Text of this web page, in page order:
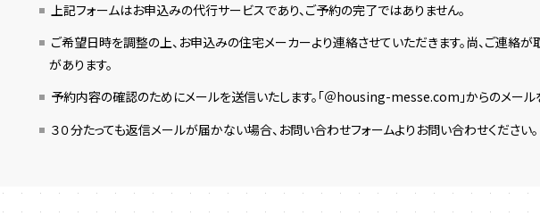
上記フォームはお申込みの代行サービスであり、ご予約の完了ではありません。
ご希望日時を調整の上、お申込みの住宅メーカーより連絡させていただきます。尚、ご連絡
があります。
予約内容の確認のためにメールを送信いたします。「＠housing-messe.com」からのメール
３０分たっても返信メールが届かない場合、お問い合わせフォームよりお問い合わせください。